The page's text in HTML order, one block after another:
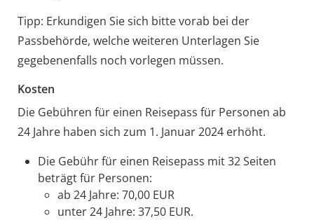
Tipp: Erkundigen Sie sich bitte vorab bei der
Passbehörde, welche weiteren Unterlagen Sie
gegebenenfalls noch vorlegen müssen.
Kosten
Die Gebühren für einen Reisepass für Personen ab
24 Jahre haben sich zum 1. Januar 2024 erhöht.
Die Gebühr für einen Reisepass mit 32 Seiten
beträgt für Personen:
ab 24 Jahre: 70,00 EUR
unter 24 Jahre: 37,50 EUR.